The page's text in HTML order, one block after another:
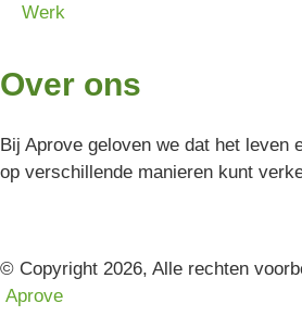
Werk
Over ons
Bij Aprove geloven we dat het leven
op verschillende manieren kunt
© Copyright 2026, Alle rechten
Aprove